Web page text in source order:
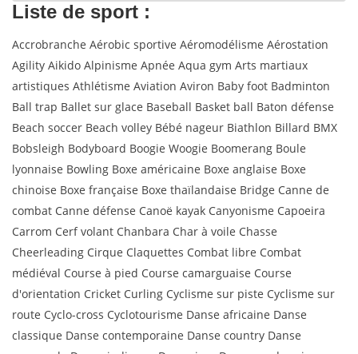
Liste de sport :
Accrobranche Aérobic sportive Aéromodélisme Aérostation
Agility Aikido Alpinisme Apnée Aqua gym Arts martiaux
artistiques Athlétisme Aviation Aviron Baby foot Badminton
Ball trap Ballet sur glace Baseball Basket ball Baton défense
Beach soccer Beach volley Bébé nageur Biathlon Billard BMX
Bobsleigh Bodyboard Boogie Woogie Boomerang Boule
lyonnaise Bowling Boxe américaine Boxe anglaise Boxe
chinoise Boxe française Boxe thaïlandaise Bridge Canne de
combat Canne défense Canoë kayak Canyonisme Capoeira
Carrom Cerf volant Chanbara Char à voile Chasse
Cheerleading Cirque Claquettes Combat libre Combat
médiéval Course à pied Course camarguaise Course
d'orientation Cricket Curling Cyclisme sur piste Cyclisme sur
route Cyclo-cross Cyclotourisme Danse africaine Danse
classique Danse contemporaine Danse country Danse